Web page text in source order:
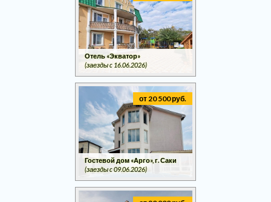
Отель «Экватор»
(заезды c 16.06.2026)
от 20 500 руб.
Гостевой дом «Арго», г. Саки
(заезды c 09.06.2026)